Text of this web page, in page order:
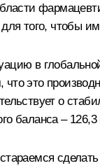
того, чтобы
в
это
о
баланса –